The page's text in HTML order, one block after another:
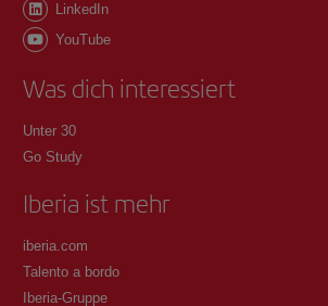
LinkedIn
YouTube
Was dich interessiert
Unter 30
Go Study
Iberia ist mehr
iberia.com
Talento a bordo
Iberia-Gruppe